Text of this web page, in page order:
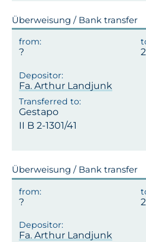
Überweisung / Bank transfer
Fa. Arthur Landjunk
Gestapo
II B 2-1301/41
Überweisung / Bank transfer
Fa. Arthur Landjunk